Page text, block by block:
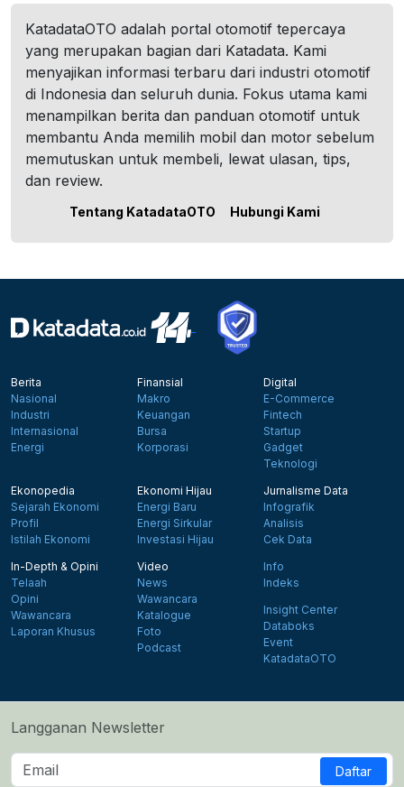
KatadataOTO adalah portal otomotif tepercaya
yang merupakan bagian dari Katadata. Kami
menyajikan informasi terbaru dari industri otomotif
di Indonesia dan seluruh dunia. Fokus utama kami
menampilkan berita dan panduan otomotif untuk
membantu Anda memilih mobil dan motor sebelum
memutuskan untuk membeli, lewat ulasan, tips,
dan review.
Tentang KatadataOTO Hubungi Kami
Berita
Nasional
Industri
Internasional
Energi
Finansial
Makro
Keuangan
Bursa
Korporasi
Digital
E-Commerce
Fintech
Startup
Gadget
Teknologi
Ekonopedia
Sejarah Ekonomi
Profil
Istilah Ekonomi
Ekonomi Hijau
Energi Baru
Energi Sirkular
Investasi Hijau
Jurnalisme Data
Infografik
Analisis
Cek Data
In-Depth & Opini
Telaah
Opini
Wawancara
Laporan Khusus
Video
News
Wawancara
Katalogue
Foto
Podcast
Info
Indeks
Insight Center
Databoks
Event
KatadataOTO
Langganan Newsletter
Daftar